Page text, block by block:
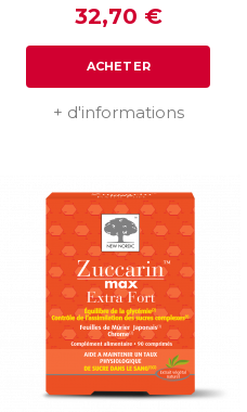
32,70 €
ACHETER
+ d'informations